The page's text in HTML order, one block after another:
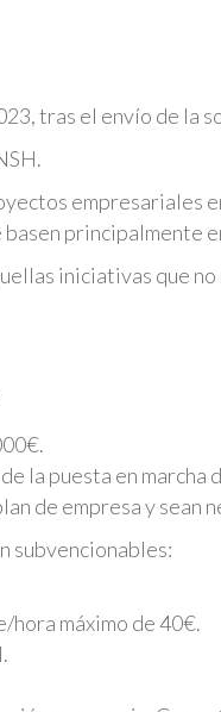
tras el envío de la
empresariales
iniciativas que
la puesta en
de empresa y sean
subvencionables:
hora máximo de 40€.